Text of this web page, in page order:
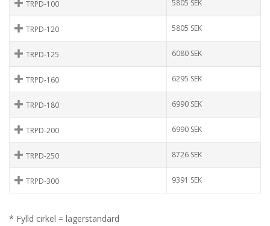
TRPD-100 5805 SEK
TRPD-120 5805 SEK
TRPD-125 6080 SEK
TRPD-160 6295 SEK
TRPD-180 6990 SEK
TRPD-200 6990 SEK
TRPD-250 8726 SEK
TRPD-300 9391 SEK
* Fylld cirkel = lagerstandard